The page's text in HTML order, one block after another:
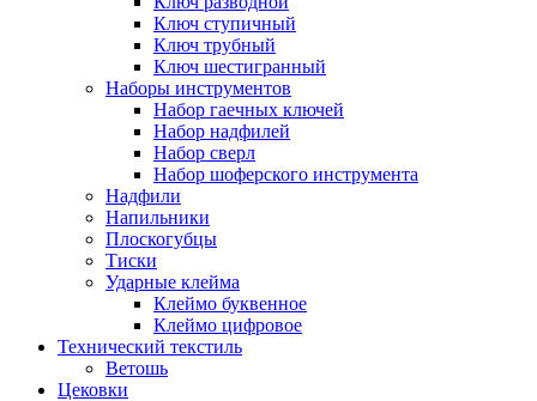
Ключ ступичный
Ключ трубный
Ключ шестигранный
Наборы инструментов
Набор гаечных ключей
Набор надфилей
Набор сверл
Набор шоферского инструмента
Надфили
Напильники
Плоскогубцы
Тиски
Ударные клейма
Клеймо буквенное
Клеймо цифровое
Технический текстиль
Ветошь
Цековки